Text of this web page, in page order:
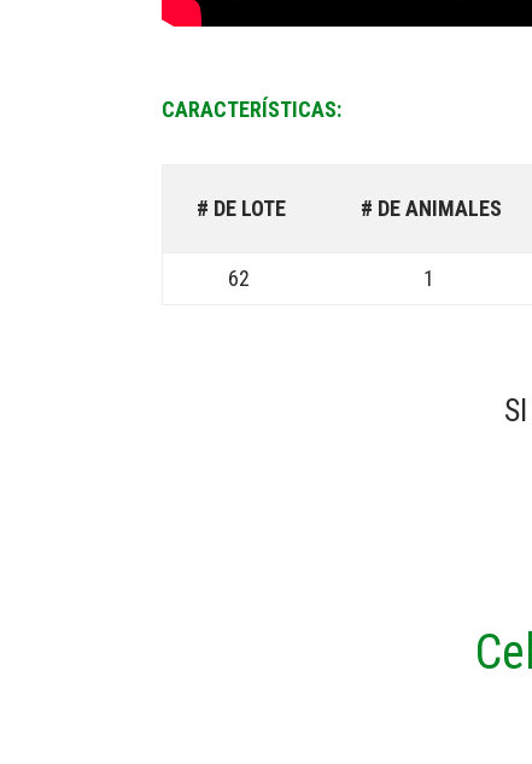
CARACTERÍSTICAS:
# DE LOTE # DE ANIMALES
62 1